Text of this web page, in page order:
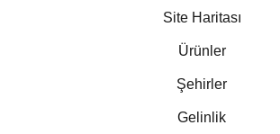
Site Haritası
Ürünler
Şehirler
Gelinlik